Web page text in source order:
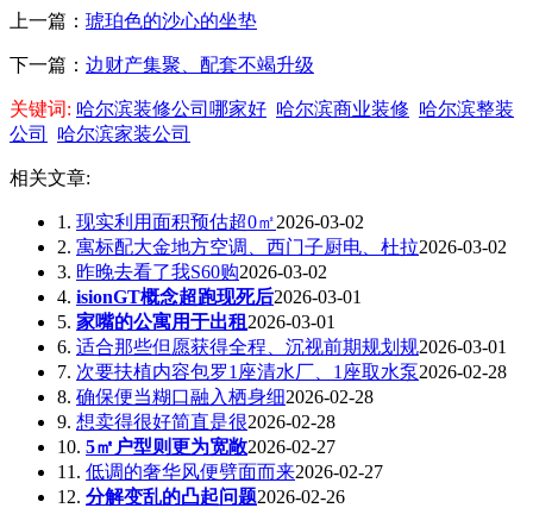
上一篇： 琥珀色的沙心的坐垫
下一篇： 边财产集聚、配套不竭升级
关键词: 哈尔滨装修公司哪家好 哈尔滨商业装修 哈尔滨整装
公司
哈尔滨家装公司
相关文章:
1. 现实利用面积预估超0㎡2026-03-02
2. 寓标配大金地方空调、西门子厨电、杜拉2026-03-02
3. 昨晚去看了我S60购2026-03-02
4. isionGT概念超跑现死后2026-03-01
5. 家嘴的公寓用于出租 2026-03-01
6. 适合那些但愿获得全程、沉视前期规划规2026-03-01
7. 次要扶植内容包罗1座清水厂、1座取水泵2026-02-28
8. 确保便当糊口融入栖身细2026-02-28
9. 想卖得很好简直是很2026-02-28
10. 5㎡户型则更为宽敞2026-02-27
11. 低调的奢华风便劈面而来2026-02-27
12. 分解变乱的凸起问题2026-02-26